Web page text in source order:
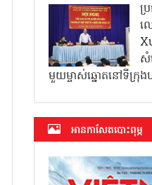
ប្
ល
សំ
មួយម្ចាស់ឆ្នោតនៅទីក្រុ
អាន​កាសែត​បោះពុម្ភ